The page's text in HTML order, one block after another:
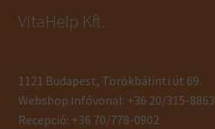
VitaHelp Kft.
1121 Budapest, Törökbálinti út 69.
Webshop infóvonal: +36 20/315-8863
Recepció: +36 70/778-0902